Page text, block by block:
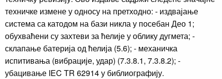
техничке измене у односу на претходно: - издвајање
система са катодом на бази никла у посебан Део 1;
обухваћени су захтеви за ћелије у облику дугмета; -
склапање батерија од ћелија (5.6); - механичка
испитивања (вибрације, удар) (7.3.8.1, 7.3.8.2); -
убацивање IEC TR 62914 у библиографију.